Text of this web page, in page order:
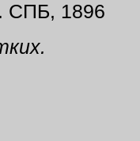
СПБ, 1896